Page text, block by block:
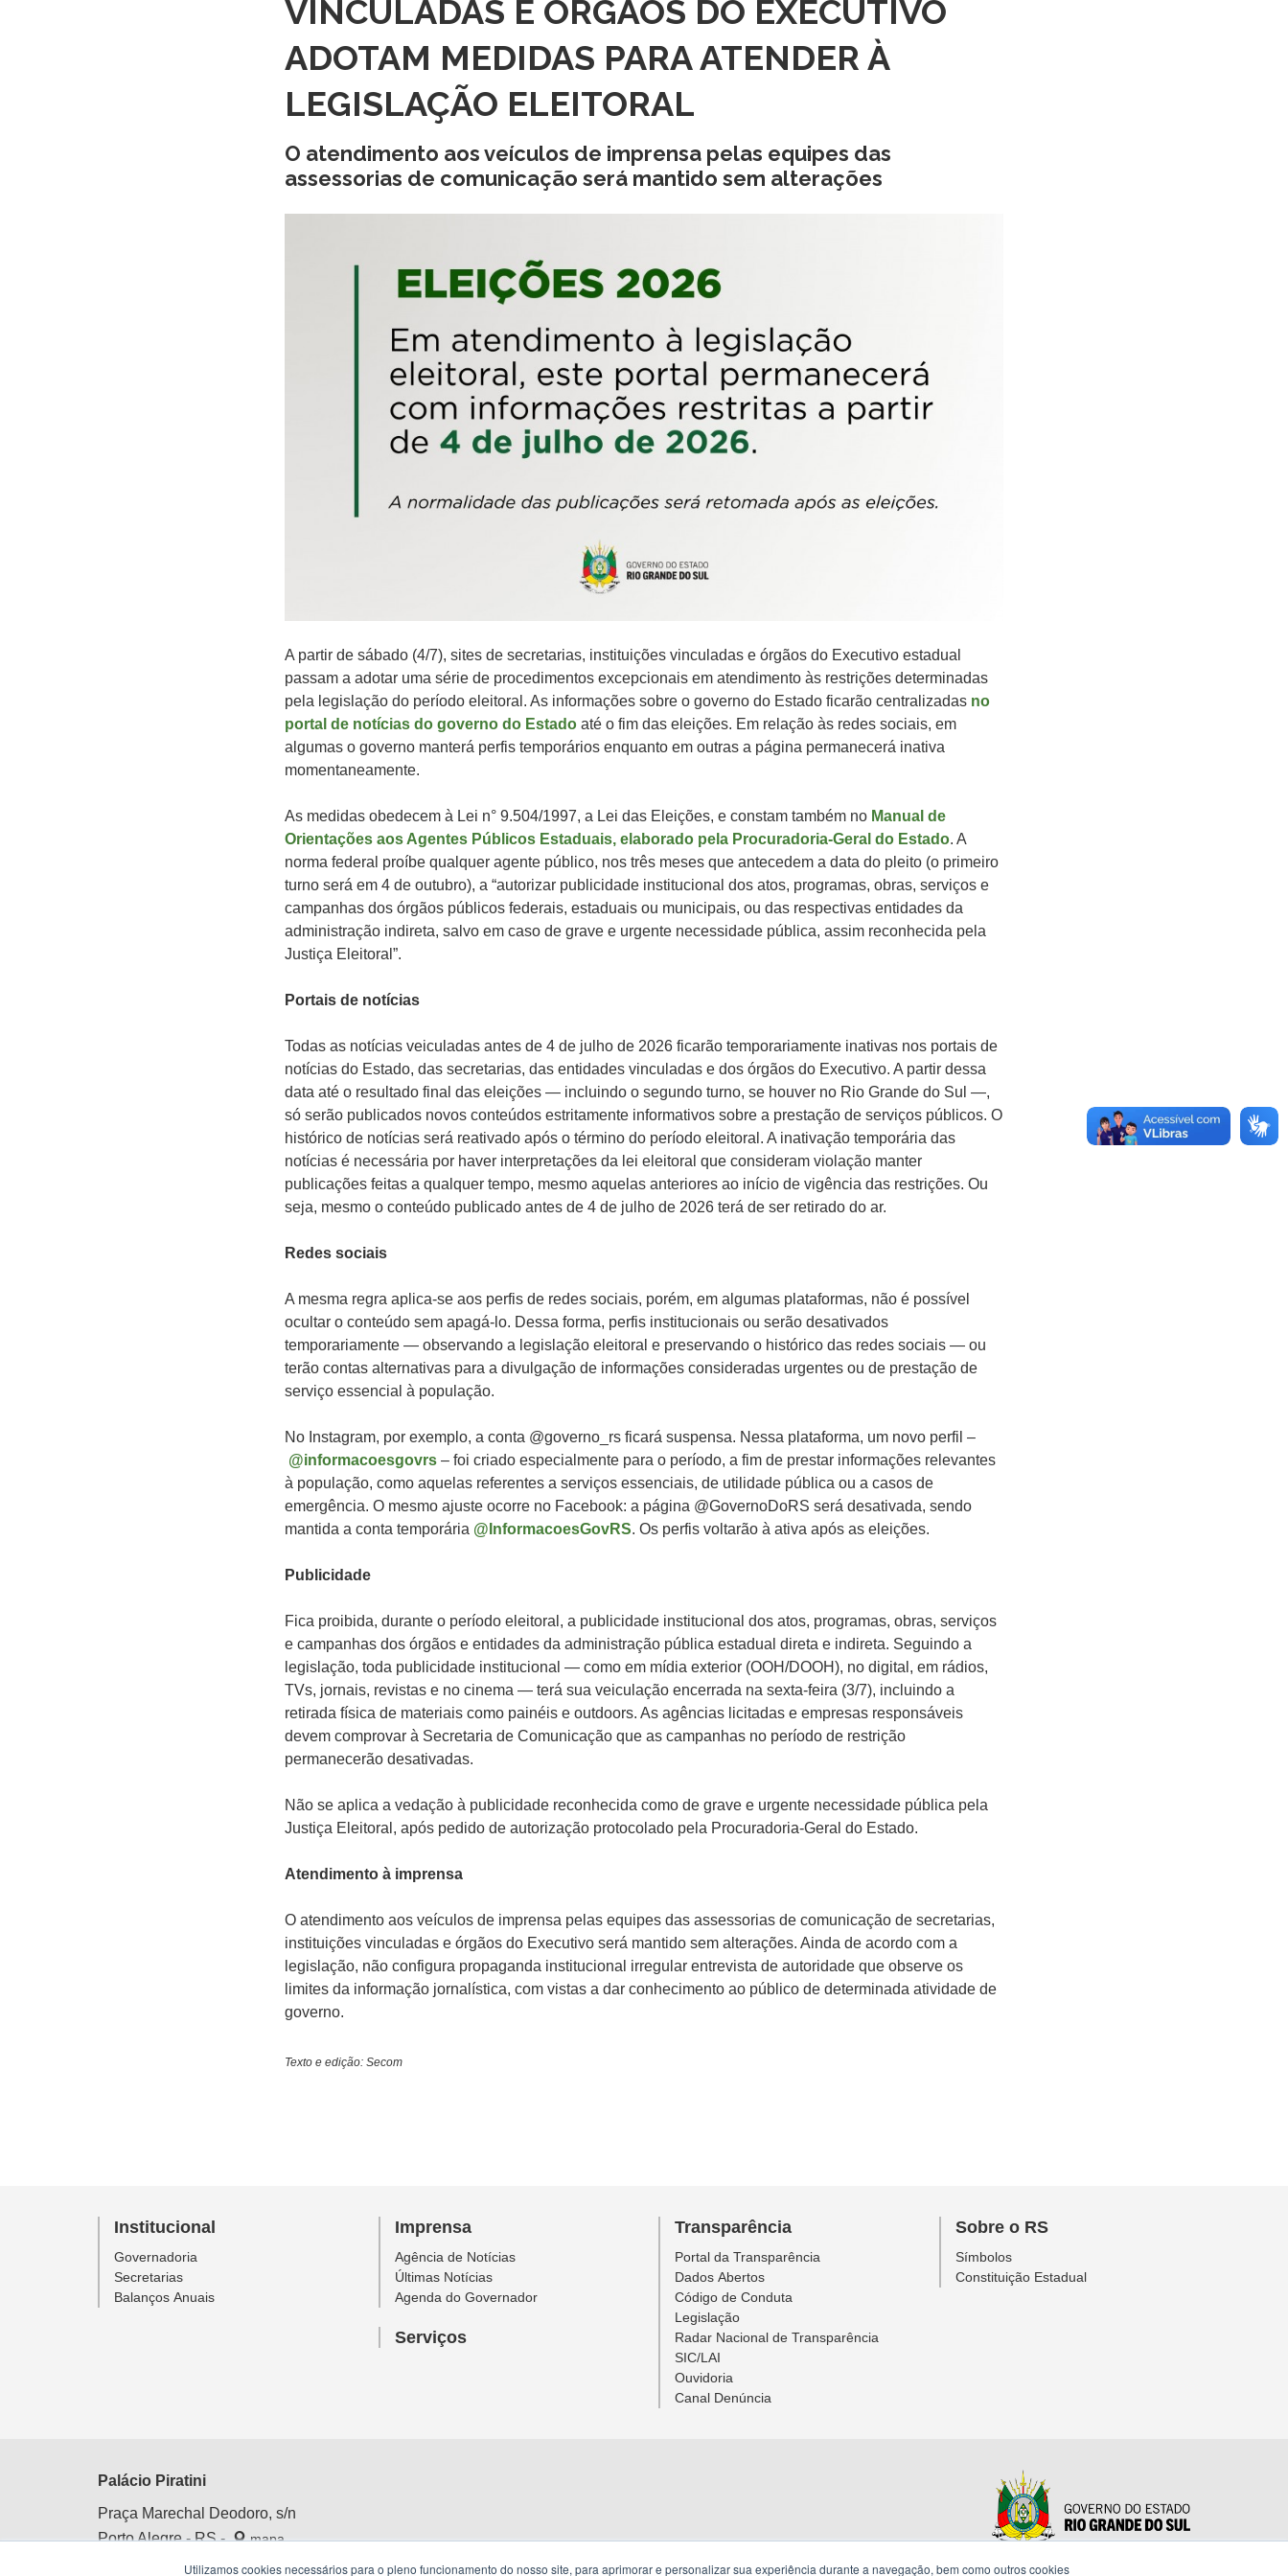
VINCULADAS E ÓRGÃOS DO EXECUTIVO
ADOTAM MEDIDAS PARA ATENDER À
LEGISLAÇÃO ELEITORAL
O atendimento aos veículos de imprensa pelas equipes das
assessorias de comunicação será mantido sem alterações
A partir de sábado (4/7), sites de secretarias, instituições vinculadas e órgãos do Executivo estadual
passam a adotar uma série de procedimentos excepcionais em atendimento às restrições determinadas
pela legislação do período eleitoral. As informações sobre o governo do Estado ficarão centralizadas no
portal de notícias do governo do Estado até o fim das eleições. Em relação às redes sociais, em
algumas o governo manterá perfis temporários enquanto em outras a página permanecerá inativa
momentaneamente.
As medidas obedecem à Lei n° 9.504/1997, a Lei das Eleições, e constam também no Manual de
Orientações aos Agentes Públicos Estaduais, elaborado pela Procuradoria-Geral do Estado. A
norma federal proíbe qualquer agente público, nos três meses que antecedem a data do pleito (o primeiro
turno será em 4 de outubro), a “autorizar publicidade institucional dos atos, programas, obras, serviços e
campanhas dos órgãos públicos federais, estaduais ou municipais, ou das respectivas entidades da
administração indireta, salvo em caso de grave e urgente necessidade pública, assim reconhecida pela
Justiça Eleitoral”.
Portais de notícias
Todas as notícias veiculadas antes de 4 de julho de 2026 ficarão temporariamente inativas nos portais de
notícias do Estado, das secretarias, das entidades vinculadas e dos órgãos do Executivo. A partir dessa
data até o resultado final das eleições — incluindo o segundo turno, se houver no Rio Grande do Sul —,
só serão publicados novos conteúdos estritamente informativos sobre a prestação de serviços públicos. O
histórico de notícias será reativado após o término do período eleitoral. A inativação temporária das
notícias é necessária por haver interpretações da lei eleitoral que consideram violação manter
publicações feitas a qualquer tempo, mesmo aquelas anteriores ao início de vigência das restrições. Ou
seja, mesmo o conteúdo publicado antes de 4 de julho de 2026 terá de ser retirado do ar.
Redes sociais
A mesma regra aplica-se aos perfis de redes sociais, porém, em algumas plataformas, não é possível
ocultar o conteúdo sem apagá-lo. Dessa forma, perfis institucionais ou serão desativados
temporariamente — observando a legislação eleitoral e preservando o histórico das redes sociais — ou
terão contas alternativas para a divulgação de informações consideradas urgentes ou de prestação de
serviço essencial à população.
No Instagram, por exemplo, a conta @governo_rs ficará suspensa. Nessa plataforma, um novo perfil –
@informacoesgovrs – foi criado especialmente para o período, a fim de prestar informações relevantes
à população, como aquelas referentes a serviços essenciais, de utilidade pública ou a casos de
emergência. O mesmo ajuste ocorre no Facebook: a página @GovernoDoRS será desativada, sendo
mantida a conta temporária @InformacoesGovRS. Os perfis voltarão à ativa após as eleições.
Publicidade
Fica proibida, durante o período eleitoral, a publicidade institucional dos atos, programas, obras, serviços
e campanhas dos órgãos e entidades da administração pública estadual direta e indireta. Seguindo a
legislação, toda publicidade institucional — como em mídia exterior (OOH/DOOH), no digital, em rádios,
TVs, jornais, revistas e no cinema — terá sua veiculação encerrada na sexta-feira (3/7), incluindo a
retirada física de materiais como painéis e outdoors. As agências licitadas e empresas responsáveis
devem comprovar à Secretaria de Comunicação que as campanhas no período de restrição
permanecerão desativadas.
Não se aplica a vedação à publicidade reconhecida como de grave e urgente necessidade pública pela
Justiça Eleitoral, após pedido de autorização protocolado pela Procuradoria-Geral do Estado.
Atendimento à imprensa
O atendimento aos veículos de imprensa pelas equipes das assessorias de comunicação de secretarias,
instituições vinculadas e órgãos do Executivo será mantido sem alterações. Ainda de acordo com a
legislação, não configura propaganda institucional irregular entrevista de autoridade que observe os
limites da informação jornalística, com vistas a dar conhecimento ao público de determinada atividade de
governo.
Texto e edição: Secom
Institucional
Governadoria
Secretarias
Balanços Anuais
Imprensa
Agência de Notícias
Últimas Notícias
Agenda do Governador
Serviços
Transparência
Portal da Transparência
Dados Abertos
Código de Conduta
Legislação
Radar Nacional de Transparência
SIC/LAI
Ouvidoria
Canal Denúncia
Sobre o RS
Símbolos
Constituição Estadual
Palácio Piratini
Praça Marechal Deodoro, s/n
Porto Alegre - RS -
mapa
Centro HistóricoUtilizamos cookies necessários para o pleno funcionamento do nosso site, para aprimorar e personalizar sua experiência durante a navegação, bem como outros cookies